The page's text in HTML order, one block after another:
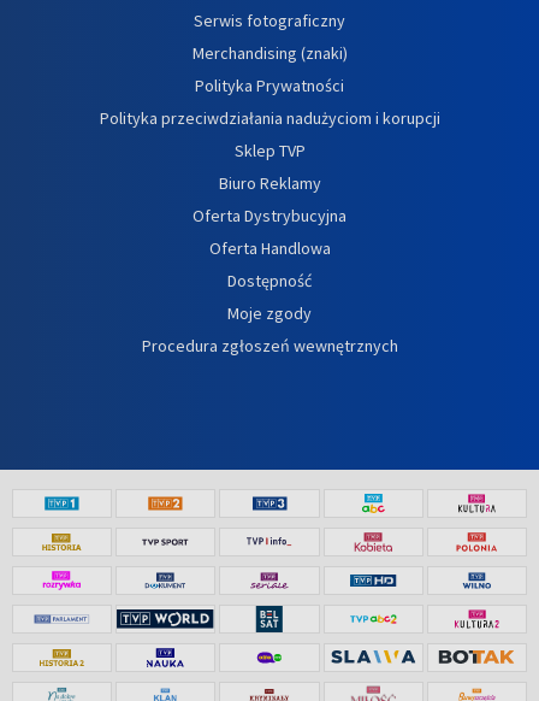
Serwis fotograficzny
Merchandising (znaki)
Polityka Prywatności
Polityka przeciwdziałania nadużyciom i korupcji
Sklep TVP
Biuro Reklamy
Oferta Dystrybucyjna
Oferta Handlowa
Dostępność
Moje zgody
Procedura zgłoszeń wewnętrznych